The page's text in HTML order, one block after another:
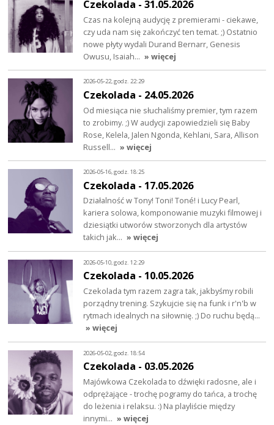
Czekolada - 31.05.2026
Czas na kolejną audycję z premierami - ciekawe,
czy uda nam się zakończyć ten temat. ;) Ostatnio
nowe płyty wydali Durand Bernarr, Genesis
Owusu, Isaiah… » więcej
2026-05-22, godz. 22:29
Czekolada - 24.05.2026
Od miesiąca nie słuchaliśmy premier, tym razem
to zrobimy. ;) W audycji zapowiedzieli się Baby
Rose, Kelela, Jalen Ngonda, Kehlani, Sara, Allison
Russell… » więcej
2026-05-16, godz. 18:25
Czekolada - 17.05.2026
Działalność w Tony! Toni! Toné! i Lucy Pearl,
kariera solowa, komponowanie muzyki filmowej i
dziesiątki utworów stworzonych dla artystów
takich jak… » więcej
2026-05-10, godz. 12:29
Czekolada - 10.05.2026
Czekolada tym razem zagra tak, jakbyśmy robili
porządny trening. Szykujcie się na funk i r'n'b w
rytmach idealnych na siłownię. ;) Do ruchu będą…
» więcej
2026-05-02, godz. 18:54
Czekolada - 03.05.2026
Majówkowa Czekolada to dźwięki radosne, ale i
odprężające - trochę pogramy do tańca, a trochę
do leżenia i relaksu. :) Na playliście między
innymi… » więcej